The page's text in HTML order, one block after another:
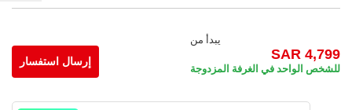
يبدأ من
SAR 4,799
للشخص الواحد في الغرفة المزدوجة إرسال استفسار